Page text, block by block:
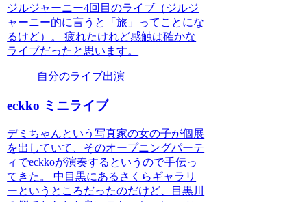
ジルジャーニー4回目のライブ（ジルジ
ャーニー的に言うと「旅」ってことにな
るけど）。 疲れたけれど感触は確かな
ライブだったと思います。
自分のライブ出演
eckko ミニライブ
デミちゃんという写真家の女の子が個展
を出していて、そのオープニングパーテ
ィでeckkoが演奏するというので手伝っ
てきた。 中目黒にあるさくらギャラリ
ーというところだったのだけど、目黒川